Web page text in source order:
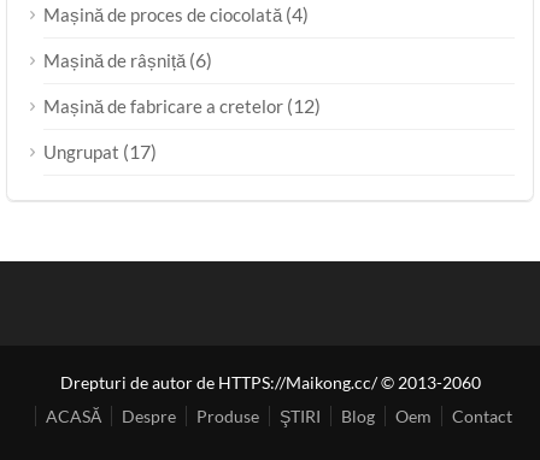
Mașină de proces de ciocolată (4)
Mașină de râșniță (6)
Mașină de fabricare a cretelor (12)
Ungrupat (17)
Drepturi de autor de HTTPS://Maikong.cc/ © 2013-2060
ACASĂ
Despre Produse ŞTIRI Blog Oem Contact